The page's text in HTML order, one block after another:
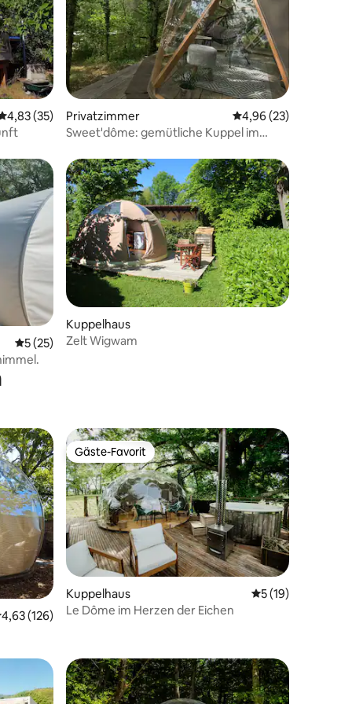
Bewertung: 4,83 von 5, 35 Bewertungen
4,83 (35)
Privatzimmer Durchschnittliche
4,96 (23)
Sweet'dôme: gemütliche Kuppel im
Bewertungen
Durchschnittliche Bewertung: 5 von 5, 25 Bewertungen
5 (25)
Kuppelhaus
Zelt Wigwam
Bewertungen
Bewertung: 4,63 von 5, 126 Bewertungen
4,63 (126)
Gäste-Favorit
Gäste-Favorit
Kuppelhaus Durchschnittliche
5 (19)
Le Dôme im Herzen der Eichen